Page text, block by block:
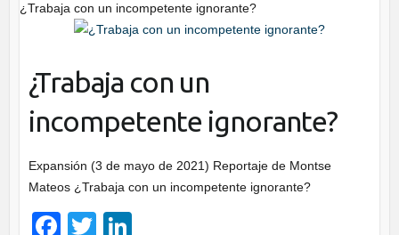
¿Trabaja con un incompetente ignorante?
¿Trabaja con un
incompetente ignorante?
Expansión (3 de mayo de 2021) Reportaje de Montse
Mateos ¿Trabaja con un incompetente ignorante?
F
T